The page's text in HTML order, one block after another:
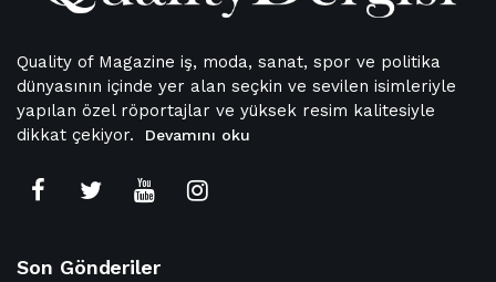
Quality of Magazine iş, moda, sanat, spor ve politika
dünyasının içinde yer alan seçkin ve sevilen isimleriyle
yapılan özel röportajlar ve yüksek resim kalitesiyle
dikkat çekiyor.
Devamını oku
Son Gönderiler